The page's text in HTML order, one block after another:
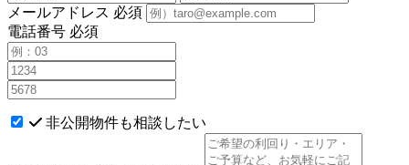
メールアドレス 必須
電話番号 必須
非公開物件も相談したい